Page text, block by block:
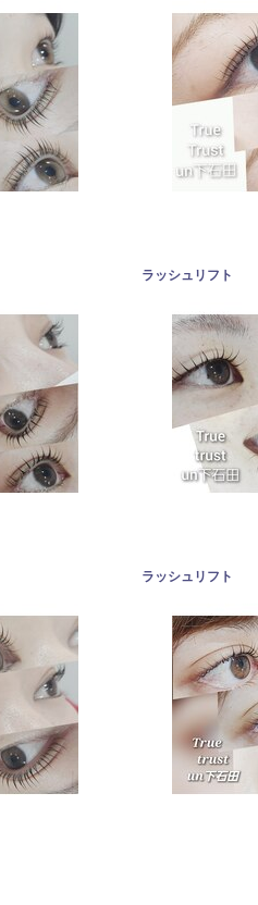
ラッシュリフト
ラッシュリフト